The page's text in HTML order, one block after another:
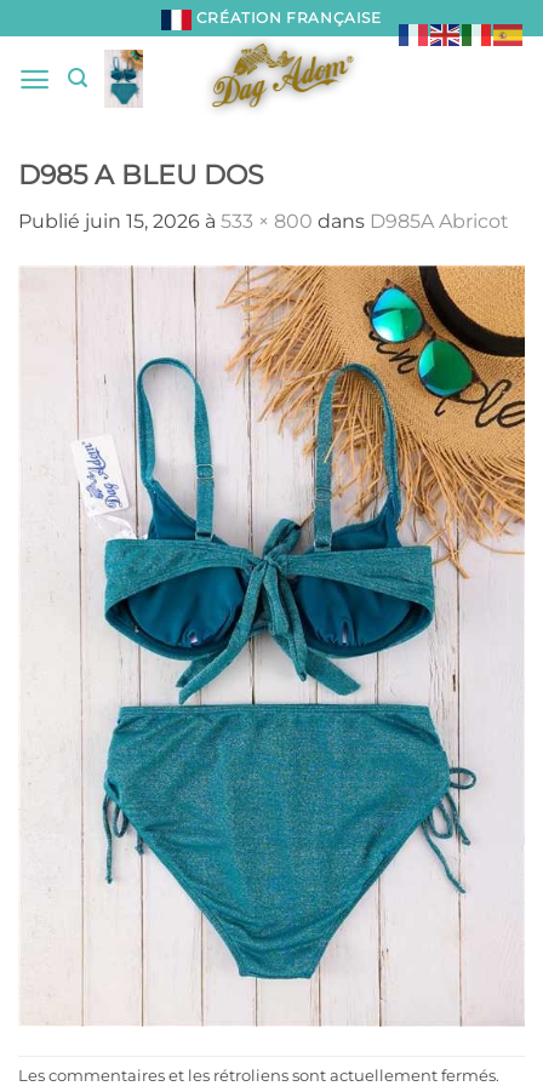
au
contenu
CRÉATION FRANÇAISE
D985 A BLEU DOS
Publié juin 15, 2026 à 533 × 800 dans D985A Abricot
Les commentaires et les rétroliens sont actuellement fermés.